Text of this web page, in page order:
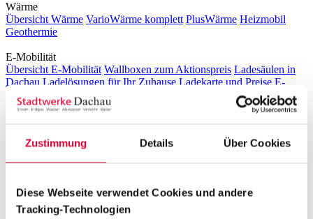
Zustimmung Details Über Cookies
Diese Webseite verwendet Cookies und andere
Tracking-Technologien
Wärme
Übersicht Wärme VarioWärme komplett PlusWärme Heizmobil
Geothermie
E-Mobilität
Übersicht E-Mobilität Wallboxen zum Aktionspreis Ladesäulen in
Dachau Ladelösungen für Ihr Zuhause Ladekarte und Preise E-
Mobilität für Unternehmen
Ladestruktur für Kommunen
Prämie für
THG-Quote
Freibad & Familienbad
Hallenbad Sauna
Fitness- und
Busverkehr in Dachau Parkhäuser